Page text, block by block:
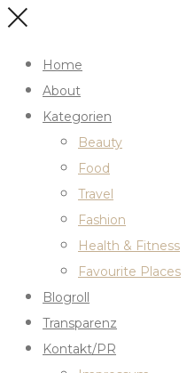
Home
About
Kategorien
Beauty
Food
Travel
Fashion
Health & Fitness
Favourite Places
Blogroll
Transparenz
Kontakt/PR